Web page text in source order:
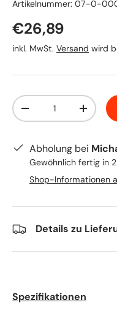
Artikelnummer: 07-0-
Normaler Preis
€26,89
inkl. MwSt. Versand wird
Anzahl
Menge verringernMenge
Abholung bei
Gewöhnlich fertig in
Shop-Informationen
Details zu
Spezifikationen